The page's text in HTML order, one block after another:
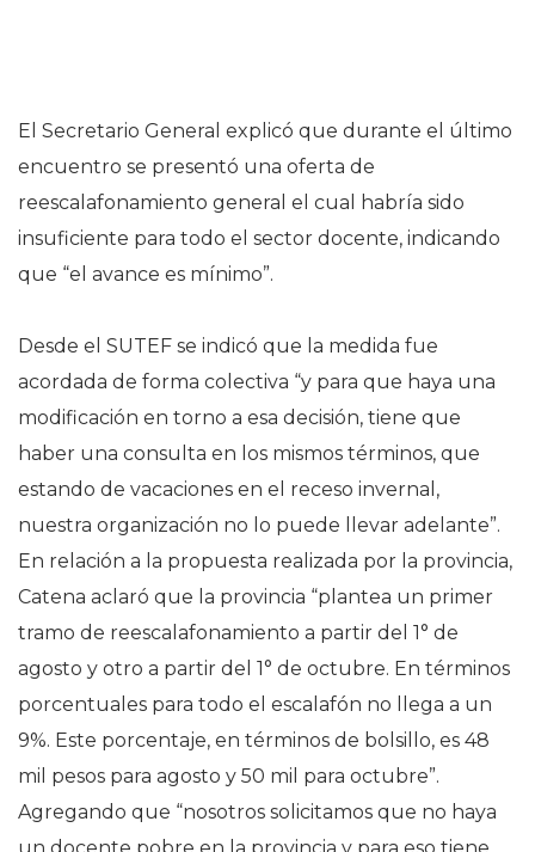
El Secretario General explicó que durante el último
encuentro se presentó una oferta de
reescalafonamiento general el cual habría sido
insuficiente para todo el sector docente, indicando
que “el avance es mínimo”.
Desde el SUTEF se indicó que la medida fue
acordada de forma colectiva “y para que haya una
modificación en torno a esa decisión, tiene que
haber una consulta en los mismos términos, que
estando de vacaciones en el receso invernal,
nuestra organización no lo puede llevar adelante”.
En relación a la propuesta realizada por la provincia,
Catena aclaró que la provincia “plantea un primer
tramo de reescalafonamiento a partir del 1° de
agosto y otro a partir del 1° de octubre. En términos
porcentuales para todo el escalafón no llega a un
9%. Este porcentaje, en términos de bolsillo, es 48
mil pesos para agosto y 50 mil para octubre”.
Agregando que “nosotros solicitamos que no haya